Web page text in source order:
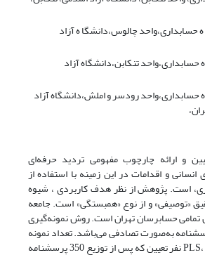
حسابداری،واحد چالوس،دانشگا ه آزاد
حسابداری،واحد تنکابن،دانشگاه آزاد
حسابداری،واحد رودسر و املش،دانشگاه آزاد
و ارائه چارچوب مفهومی تردید حرفه‌ای
و اقدامات در این زمینه با استفاده از
است. پژوهش از نظر هدف کاربردی ، شیوه
«توصیفی» و از نوع «همبستگی» است. جامعه
حسابرسان تهران است. روش نمونه‌گیری
به‌صورت تصادفی می‌باشد. تعداد نمونه
استفاده از روش PLS، 300 نفر تعیین که پس از توزیع 350 پرسشنامه